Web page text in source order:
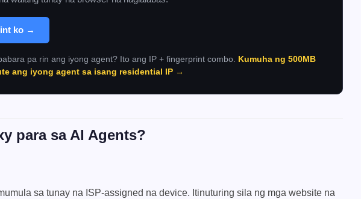
ko →
pa rin ang iyong agent? Ito ang IP + fingerprint combo. Kumuha ng 500MB
ang iyong agent sa isang residential IP →
para sa AI Agents?
sa tunay na ISP-assigned na device. Itinuturing sila ng mga website na